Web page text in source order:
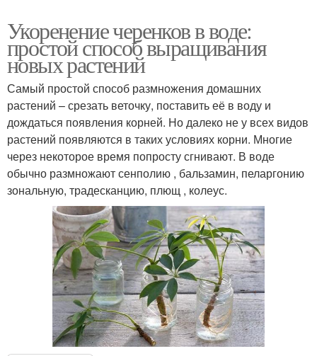
Укоренение черенков в воде:
простой способ выращивания
новых растений
Самый простой способ размножения домашних
растений – срезать веточку, поставить её в воду и
дождаться появления корней. Но далеко не у всех видов
растений появляются в таких условиях корни. Многие
через некоторое время попросту сгнивают. В воде
обычно размножают сенполию , бальзамин, пеларгонию
зональную, традесканцию, плющ , колеус.